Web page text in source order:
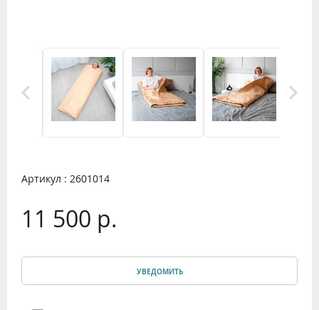
Артикул : 2601014
11 500 р.
УВЕДОМИТЬ